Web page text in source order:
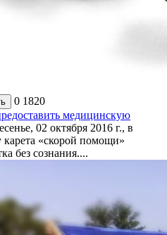
0 1820
медицинскую
02 октября 2016 г., в
«скорой помощи»
без сознания....